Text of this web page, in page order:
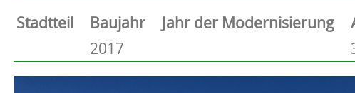
Kiel
Schwentinental
Preetz
Stammdaten
Basisdaten zur Immobilie
Stadtteil Baujahr Jahr der Modernisierung
2017